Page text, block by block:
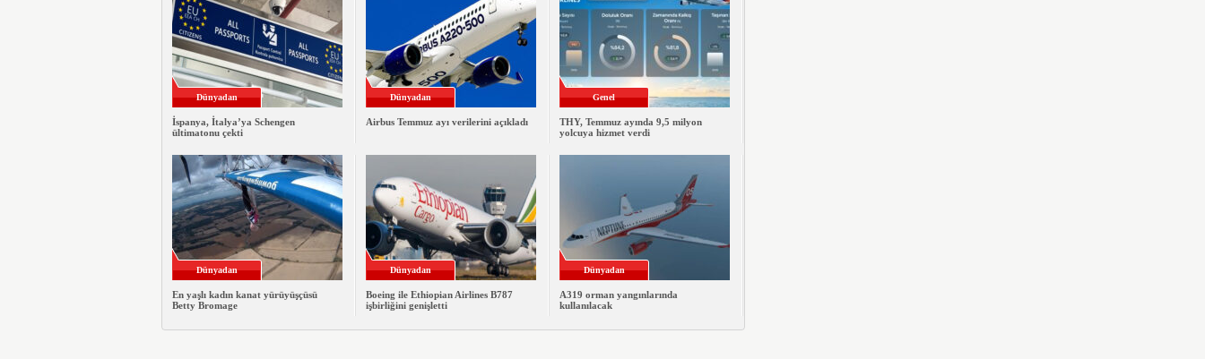
Dünyadan
İspanya, İtalya’ya Schengen
ültimatonu çekti
Dünyadan
Airbus Temmuz ayı verilerini açıkladı
Genel
THY, Temmuz ayında 9,5 milyon
yolcuya hizmet verdi
Dünyadan
En yaşlı kadın kanat yürüyüşçüsü
Betty Bromage
Dünyadan
Boeing ile Ethiopian Airlines B787
işbirliğini genişletti
Dünyadan
A319 orman yangınlarında
kullanılacak